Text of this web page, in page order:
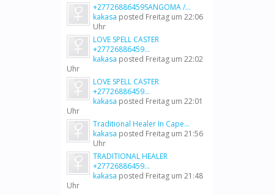
+27726886459SANGOMA /...
kakasa posted Freitag um 22:06
Uhr
LOVE SPELL CASTER
+27726886459...
kakasa posted Freitag um 22:02
Uhr
LOVE SPELL CASTER
+27726886459...
kakasa posted Freitag um 22:01
Uhr
Traditional Healer In Cape...
kakasa posted Freitag um 21:56
Uhr
TRADITIONAL HEALER
+27726886459...
kakasa posted Freitag um 21:48
Uhr